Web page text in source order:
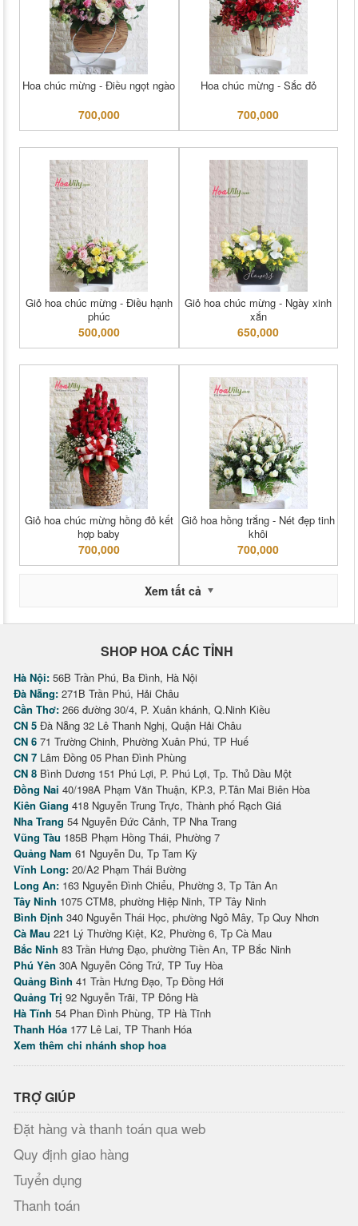
Hoa chúc mừng - Điều ngọt ngào
700,000
Hoa chúc mừng - Sắc đỏ
700,000
Giỏ hoa chúc mừng - Điều hạnh
phúc
500,000
Giỏ hoa chúc mừng - Ngày xinh
xắn
650,000
Giỏ hoa chúc mừng hồng đỏ kết
hợp baby
700,000
Giỏ hoa hồng trắng - Nét đẹp tinh
khôi
700,000
Xem tất cả
SHOP HOA CÁC TỈNH
Hà Nội: 56B Trần Phú, Ba Đình, Hà Nội
Đà Nẵng: 271B Trần Phú, Hải Châu
Cần Thơ: 266 đường 30/4, P. Xuân khánh, Q.Ninh Kiều
CN 5 Đà Nẵng 32 Lê Thanh Nghị, Quận Hải Châu
CN 6 71 Trường Chinh, Phường Xuân Phú, TP Huế
CN 7 Lâm Đồng 05 Phan Đình Phùng
CN 8 Bình Dương 151 Phú Lợi, P. Phú Lợi, Tp. Thủ Dầu Một
Đồng Nai 40/198A Phạm Văn Thuận, KP.3, P.Tân Mai Biên Hòa
Kiên Giang 418 Nguyễn Trung Trực, Thành phố Rạch Giá
Nha Trang 54 Nguyễn Đức Cảnh, TP Nha Trang
Vũng Tàu 185B Phạm Hồng Thái, Phường 7
Quảng Nam 61 Nguyễn Du, Tp Tam Kỳ
Vĩnh Long: 20/A2 Phạm Thái Bường
Long An: 163 Nguyễn Đình Chiểu, Phường 3, Tp Tân An
Tây Ninh 1075 CTM8, phường Hiệp Ninh, TP Tây Ninh
Bình Định 340 Nguyễn Thái Học, phường Ngô Mây, Tp Quy Nhơn
Cà Mau 221 Lý Thường Kiệt, K2, Phường 6, Tp Cà Mau
Bắc Ninh 83 Trần Hưng Đạo, phường Tiền An, TP Bắc Ninh
Phú Yên 30A Nguyễn Công Trứ, TP Tuy Hòa
Quảng Bình 41 Trần Hưng Đạo, Tp Đồng Hới
Quảng Trị 92 Nguyễn Trãi, TP Đông Hà
Hà Tĩnh 54 Phan Đình Phùng, TP Hà Tĩnh
Thanh Hóa 177 Lê Lai, TP Thanh Hóa
Xem thêm chi nhánh shop hoa
TRỢ GIÚP
Đặt hàng và thanh toán qua web
Quy định giao hàng
Tuyển dụng
Thanh toán